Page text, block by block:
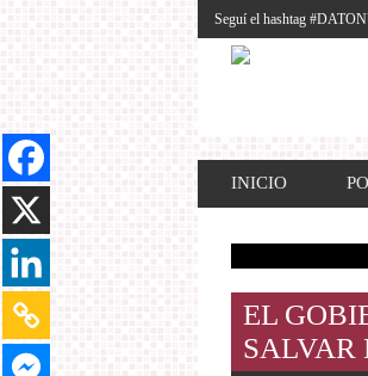
Seguí el hashtag
INICIO
EL
SALVAR